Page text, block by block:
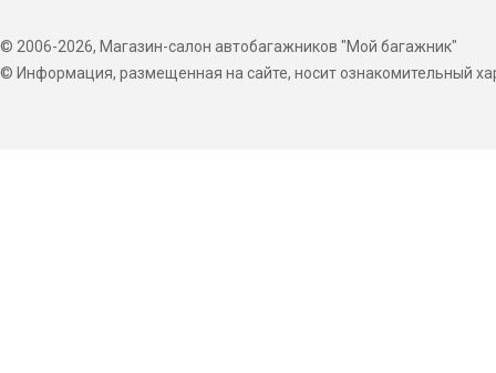
© 2006-2026, Магазин-салон автобагажников "Мой багажник"
© Информация, размещенная на сайте, носит ознакомительный